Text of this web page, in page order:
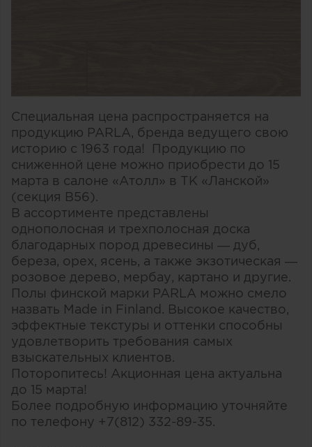
Специальная цена распространяется на
продукцию PARLA, бренда ведущего свою
историю с 1963 года! Продукцию по
сниженной цене можно приобрести до 15
марта в салоне «Атолл» в ТК «Ланской»
(секция В56).
В ассортименте представлены
однополосная и трехполосная доска
благодарных пород древесины — дуб,
береза, орех, ясень, а также экзотическая —
розовое дерево, мербау, картано и другие.
Полы финской марки PARLA можно смело
назвать Made in Finland. Высокое качество,
эффектные текстуры и оттенки способны
удовлетворить требования самых
взыскательных клиентов.
Поторопитесь! Акционная цена актуальна
до 15 марта!
Более подробную информацию уточняйте
по телефону +7(812) 332-89-35.